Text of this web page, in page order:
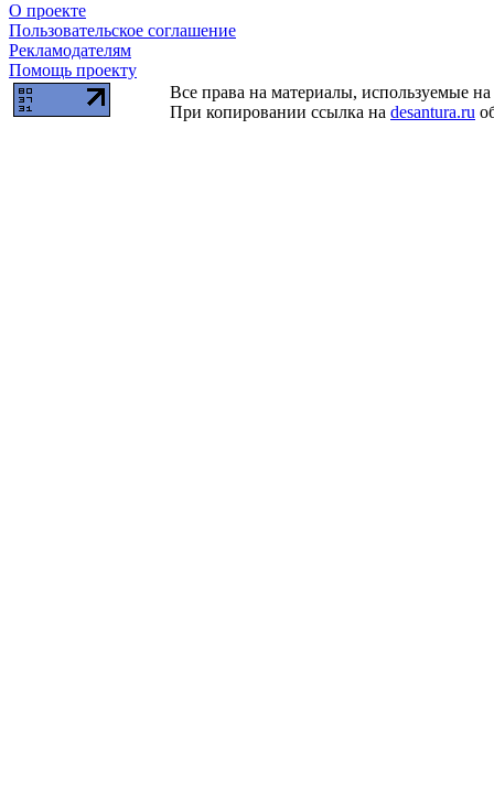
О проекте
Пользовательское соглашение
Рекламодателям
Помощь проекту
Все права на материалы, используемые
При копировании ссылка на desantura.ru